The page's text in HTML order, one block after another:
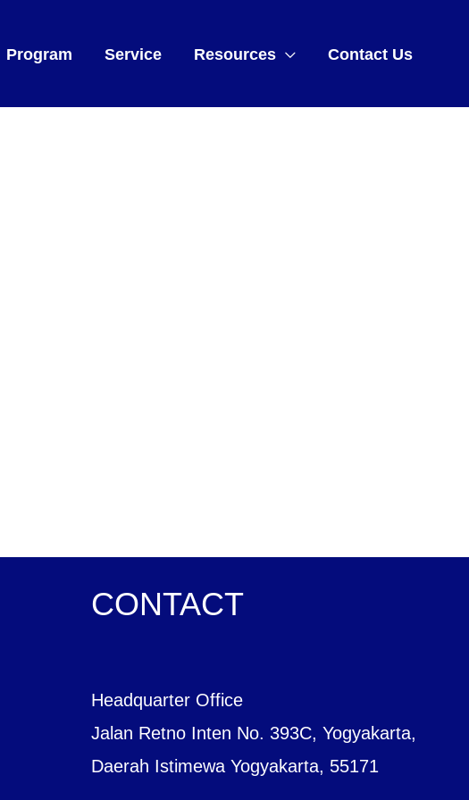
Program Service Resources Contact Us
CONTACT
Headquarter Office
Jalan Retno Inten No. 393C, Yogyakarta,
Daerah Istimewa Yogyakarta, 55171